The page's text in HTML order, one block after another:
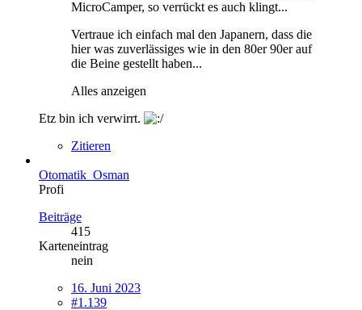
MicroCamper, so verrückt es auch klingt...
Vertraue ich einfach mal den Japanern, dass die
hier was zuverlässiges wie in den 80er 90er auf
die Beine gestellt haben...
Alles anzeigen
Etz bin ich verwirrt.
Zitieren
Otomatik_Osman
Profi
Beiträge
415
Karteneintrag
nein
16. Juni 2023
#1.139